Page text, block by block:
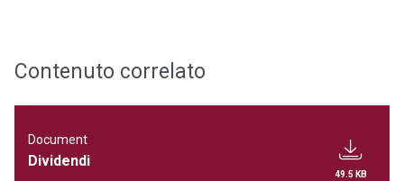
Contenuto correlato
Document
Dividendi
49.5 KB